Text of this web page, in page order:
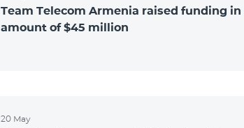
Team Telecom Armenia raised funding
amount of $45 million
20 May